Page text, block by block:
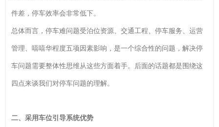
件差，停车效率会非常低下。
总体而言，停车难问题受泊位资源、交通工程、停车服务、运营
管理、嘻嘻华程度五项因素影响，是一个综合性的问题，解决停
车问题需要整体性思维从这些方面着手。后面的话题都是围绕这
四点来谈我们对停车问题的理解。
二、采用车位引导系统优势